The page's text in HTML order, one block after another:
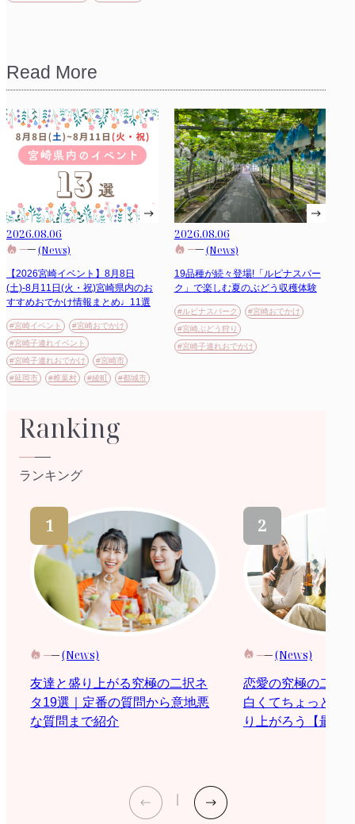
Read More
2026.08.06
(News)
【2026宮崎イベント】8月8日
(土)-8月11日(火・祝)宮崎県内のお
すすめおでかけ情報まとめ♩11選
#宮崎イベント
#宮崎おでかけ
#宮崎子連れイベント
#宮崎子連れおでかけ
#宮崎市
#延岡市
#椎葉村 #綾町 #都城市
2026.08.06
(News)
19品種が続々登場!「ルピナスパー
ク」で楽しむ夏のぶどう収穫体験
#ルピナスパーク
#宮崎おでかけ
#宮崎ぶどう狩り
#宮崎子連れおでかけ
Ranking
ランキング
(News)
友達と盛り上がる究極の二択ネ
タ19選｜定番の質問から意地悪
な質問まで紹介
(News)
恋愛の究極の二択
白くてちょっと際
り上がろう【最新